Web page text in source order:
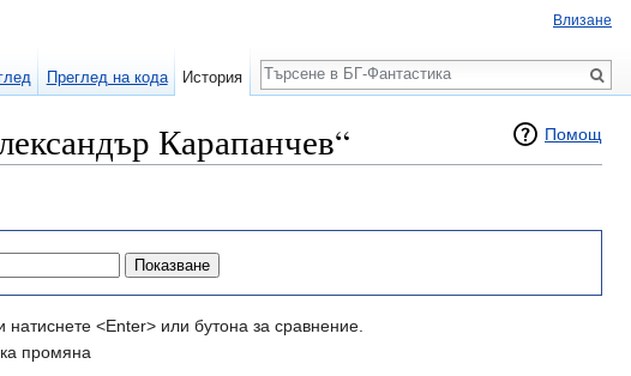
Помощ
Карапанчев“
<Enter> или бутона за сравнение.
промяна
Влизане
Преглед на кода История
Търсене